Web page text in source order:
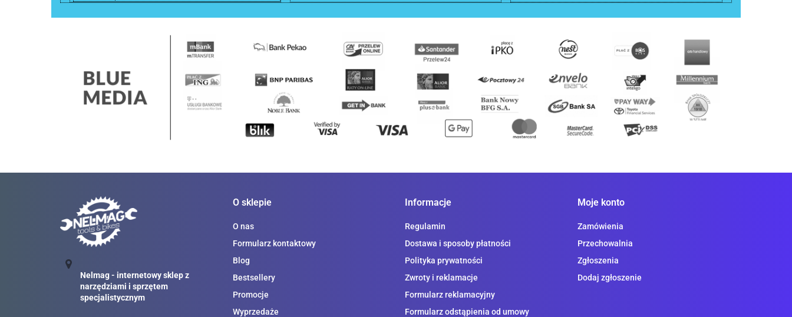
Nelmag - internetowy sklep z
narzędziami i sprzętem
specjalistycznym
O sklepie
O nas
Formularz kontaktowy
Blog
Bestsellery
Promocje
Wyprzedaże
Informacje
Regulamin
Dostawa i sposoby płatności
Polityka prywatności
Zwroty i reklamacje
Formularz reklamacyjny
Formularz odstąpienia od umowy
Moje konto
Zamówienia
Przechowalnia
Zgłoszenia
Dodaj zgłoszenie